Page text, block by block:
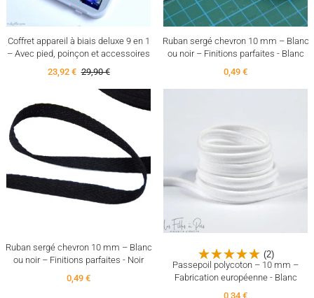
Coffret appareil à biais deluxe 9 en 1
– Avec pied, poinçon et accessoires
23,92 € 29,90 €
Ruban sergé chevron 10 mm – Blanc
ou noir – Finitions parfaites - Blanc
0,49 €
Ruban sergé chevron 10 mm – Blanc
ou noir – Finitions parfaites - Noir
0,49 €
(2)
Passepoil polycoton – 10 mm –
Fabrication européenne - Blanc